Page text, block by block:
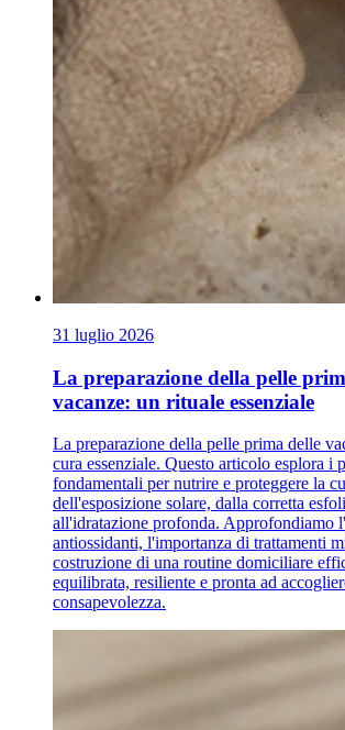
31 luglio 2026
La preparazione della pelle
vacanze: un rituale essenziale
La preparazione della pelle prima delle
cura essenziale. Questo articolo esplora i
fondamentali per nutrire e proteggere la
dell'esposizione solare, dalla corretta
all'idratazione profonda. Approfondiamo
antiossidanti, l'importanza di trattamenti
costruzione di una routine domiciliare
equilibrata, resiliente e pronta ad
consapevolezza.